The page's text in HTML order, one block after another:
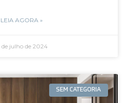
LEIA AGORA »
de julho de 2024
SEM CATEGORIA